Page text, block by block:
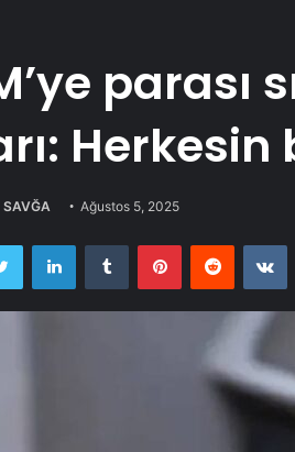
parası
SAVĞA Ağustos 5, 2025
Twitter LinkedInTumblr PinterestReddit